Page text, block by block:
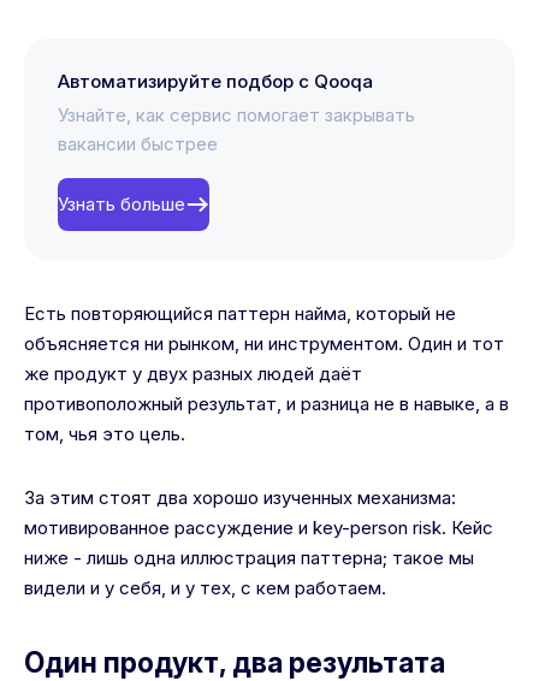
Автоматизируйте подбор с Qooqa
Узнайте, как сервис помогает закрывать
вакансии быстрее
Узнать больше
Есть повторяющийся паттерн найма, который не
объясняется ни рынком, ни инструментом. Один и тот
же продукт у двух разных людей даёт
противоположный результат, и разница не в навыке, а в
том, чья это цель.
За этим стоят два хорошо изученных механизма:
мотивированное рассуждение и key-person risk. Кейс
ниже - лишь одна иллюстрация паттерна; такое мы
видели и у себя, и у тех, с кем работаем.
Один продукт, два результата